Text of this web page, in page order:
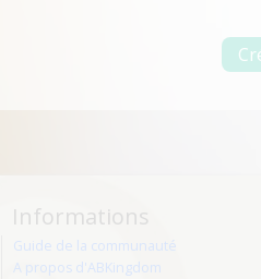
Informations
Guide de la communauté
A propos d'ABKingdom